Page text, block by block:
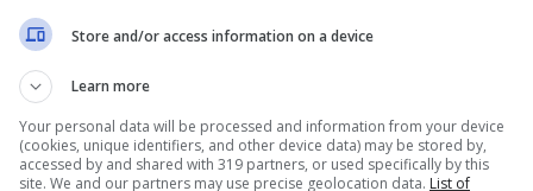
sul tema >>>
per i nostri cuccioli
Store and/or access information on a device
Learn more
Your personal data will be processed and information from your device
(cookies, unique identifiers, and other device data) may be stored by,
accessed by and shared with 319 partners, or used specifically by this
site. We and our partners may use precise geolocation data. List of